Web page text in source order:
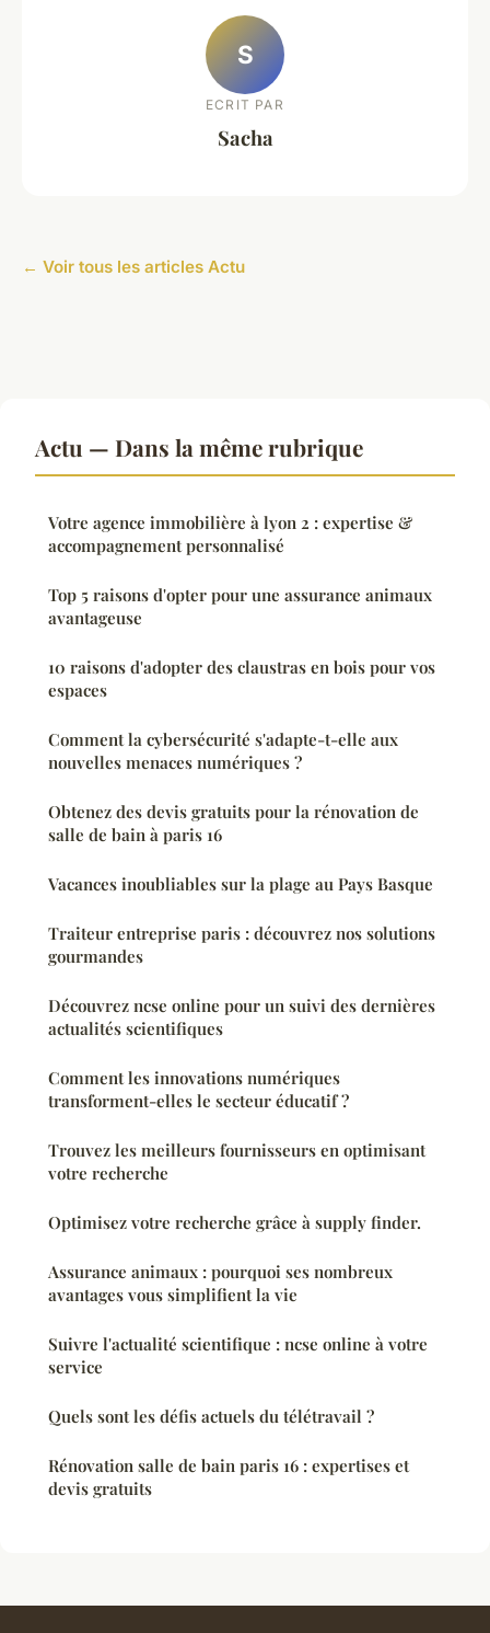
S
ECRIT PAR
Sacha
← Voir tous les articles Actu
Actu — Dans la même rubrique
Votre agence immobilière à lyon 2 : expertise &
accompagnement personnalisé
Top 5 raisons d'opter pour une assurance animaux
avantageuse
10 raisons d'adopter des claustras en bois pour vos
espaces
Comment la cybersécurité s'adapte-t-elle aux
nouvelles menaces numériques ?
Obtenez des devis gratuits pour la rénovation de
salle de bain à paris 16
Vacances inoubliables sur la plage au Pays Basque
Traiteur entreprise paris : découvrez nos solutions
gourmandes
Découvrez ncse online pour un suivi des dernières
actualités scientifiques
Comment les innovations numériques
transforment-elles le secteur éducatif ?
Trouvez les meilleurs fournisseurs en optimisant
votre recherche
Optimisez votre recherche grâce à supply finder.
Assurance animaux : pourquoi ses nombreux
avantages vous simplifient la vie
Suivre l'actualité scientifique : ncse online à votre
service
Quels sont les défis actuels du télétravail ?
Rénovation salle de bain paris 16 : expertises et
devis gratuits